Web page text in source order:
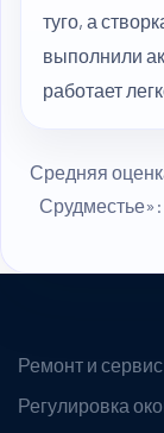
туго, а
выполнили
работает
Средняя
Ремонт и
Регулировка